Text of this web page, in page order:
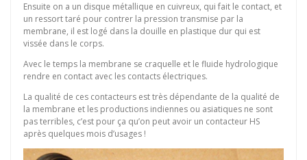
Ensuite on a un disque métallique en cuivreux, qui fait le contact, et
un ressort taré pour contrer la pression transmise par la
membrane, il est logé dans la douille en plastique dur qui est
vissée dans le corps.
Avec le temps la membrane se craquelle et le fluide hydrologique
rendre en contact avec les contacts électriques.
La qualité de ces contacteurs est très dépendante de la qualité de
la membrane et les productions indiennes ou asiatiques ne sont
pas terribles, c’est pour ça qu’on peut avoir un contacteur HS
après quelques mois d’usages !